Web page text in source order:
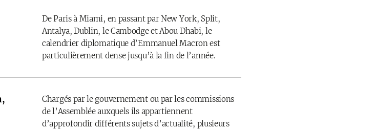
De Paris à Miami, en passant par New York, Split,
Antalya, Dublin, le Cambodge et Abou Dhabi, le
calendrier diplomatique d’Emmanuel Macron est
particulièrement dense jusqu’à la fin de l’année.
Chargés par le gouvernement ou par les commissions
de l’Assemblée auxquels ils appartiennent
d’approfondir différents sujets d’actualité, plusieurs